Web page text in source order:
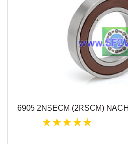
6905 2NSECM (2RSCM) NACHI